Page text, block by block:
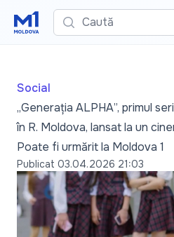
Caută
Social
„Generația ALPHA”, primul
în R. Moldova, lansat la un
Poate fi urmărit la Moldova 1
Publicat 03.04.2026 21:03